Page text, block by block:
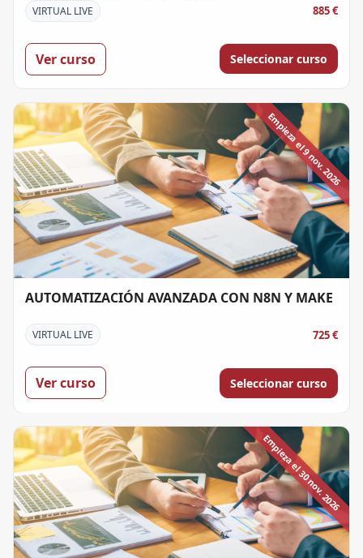
VIRTUAL LIVE 885 €
Ver curso Seleccionar curso
Empieza el 9 nov. 2026
AUTOMATIZACIÓN AVANZADA CON N8N Y MAKE
VIRTUAL LIVE 725 €
Ver curso Seleccionar curso
Empieza el 30 nov. 2026